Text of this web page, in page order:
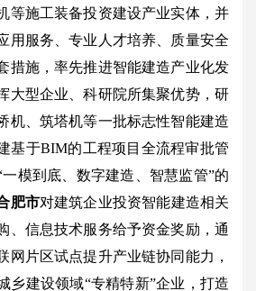
等施工装备投资建设产业实体，并
用服务、专业人才培养、质量安全
措施，率先推进智能建造产业化发
大型企业、科研院所集聚优势，研
机、筑塔机等一批标志性智能建造
基于BIM的工程项目全流程审批管
模到底、数字建造、智慧监管”的
肥市对建筑企业投资智能建造相关
、信息技术服务给予资金奖励，通
网片区试点提升产业链协同能力，
乡建设领域“专精特新”企业，打造